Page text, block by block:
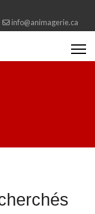
info@animagerie.ca